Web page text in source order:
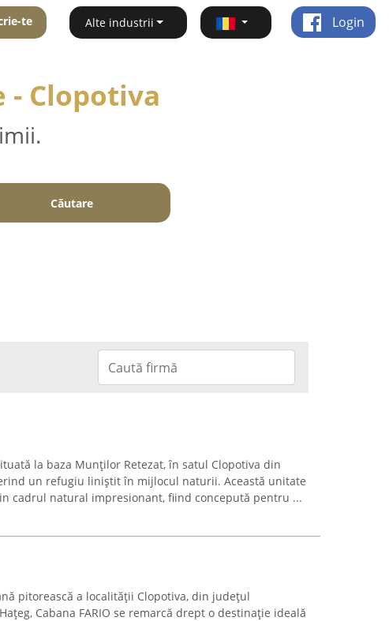
te Alte industrii Login
Clopotiva
Căutare
la baza Munților Retezat, în satul Clopotiva din
un refugiu liniștit în mijlocul naturii. Această unitate
cadrul natural impresionant, fiind concepută pentru ...
pitorească a localității Clopotiva, din județul
Cabana FARIO se remarcă drept o destinație ideală